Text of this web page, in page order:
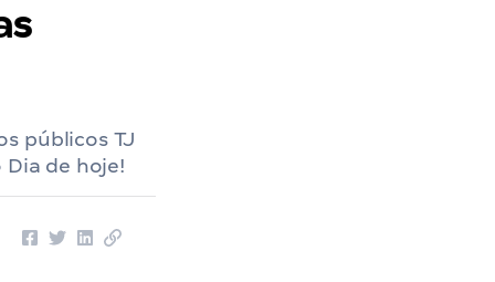
públicos TJ
Dia de hoje!